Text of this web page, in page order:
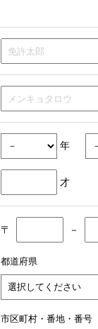
年
才
〒 －
都道府県
市区町村・番地・番号